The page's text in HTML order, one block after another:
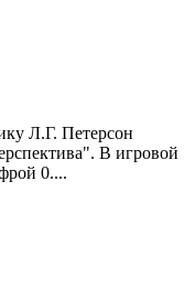
Л.Г. Петерсон
В игровой
0....